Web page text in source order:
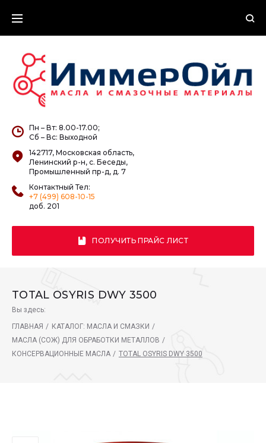
Пн – Вт: 8.00-17.00;
Сб – Вс: Выходной
142717, Московская область,
Ленинский р-н, с. Беседы,
Промышленный пр-д, д. 7
Контактный Тел:
+7 (499) 608-10-15
доб. 201
ПОЛУЧИТЬ ПРАЙС ЛИСТ
TOTAL OSYRIS DWY 3500
Вы здесь:
ГЛАВНАЯ / КАТАЛОГ: МАСЛА И СМАЗКИ /
МАСЛА (СОЖ) ДЛЯ ОБРАБОТКИ МЕТАЛЛОВ /
КОНСЕРВАЦИОННЫЕ МАСЛА / TOTAL OSYRIS DWY 3500